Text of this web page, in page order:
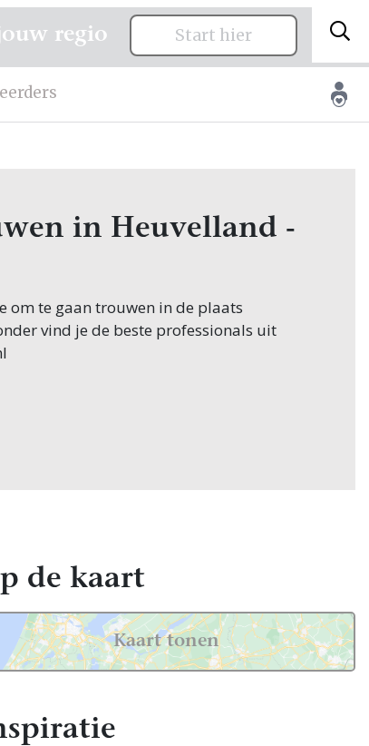
regio Start hier
in Heuvelland -
om te gaan trouwen in de plaats
vind je de beste professionals uit
de kaart
Kaart tonen